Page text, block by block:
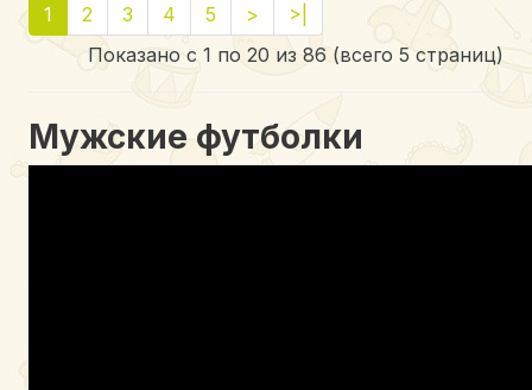
1 2 3 4 5 >
>|
Показано с 1 по 20 из 86 (всего 5 страниц)
Мужские футболки